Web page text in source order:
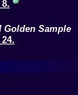
Golden Sample